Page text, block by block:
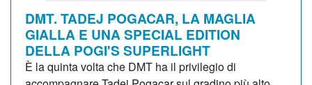
DMT. TADEJ POGACAR, LA MAGLIA
GIALLA E UNA SPECIAL EDITION
DELLA POGI'S SUPERLIGHT
È la quinta volta che DMT ha il privilegio di